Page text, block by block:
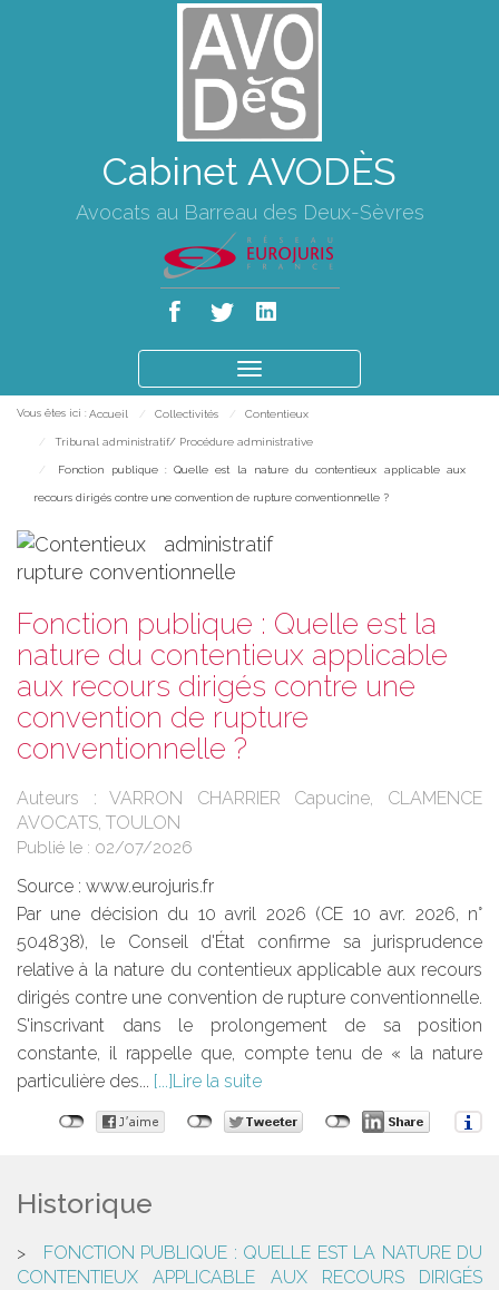
Cabinet AVODÈS
Avocats au Barreau des Deux-Sèvres
le
Vous êtes ici : Accueil Collectivités Contentieux
Tribunal administratif/ Procédure administrative
Fonction publique : Quelle est la nature du contentieux applicable aux
recours dirigés contre une convention de rupture conventionnelle ?
Fonction publique : Quelle est la
nature du contentieux applicable
aux recours dirigés contre une
convention de rupture
conventionnelle ?
Auteurs : VARRON CHARRIER Capucine, CLAMENCE
AVOCATS, TOULON
Publié le : 02/07/2026
Source : www.eurojuris.fr
Par une décision du 10 avril 2026 (CE 10 avr. 2026, n°
504838), le Conseil d'État confirme sa jurisprudence
relative à la nature du contentieux applicable aux recours
dirigés contre une convention de rupture conventionnelle.
S'inscrivant dans le prolongement de sa position
constante, il rappelle que, compte tenu de « la nature
particulière des...
Lire la suite
Historique
FONCTION PUBLIQUE : QUELLE EST LA NATURE DU
CONTENTIEUX APPLICABLE AUX RECOURS DIRIGÉS